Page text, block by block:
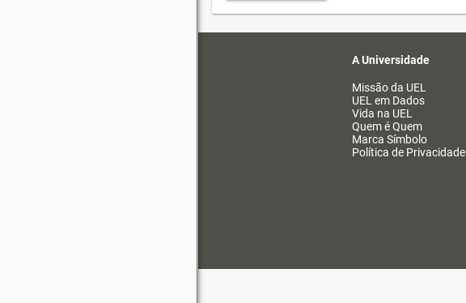
A Universidade
Missão da UEL
UEL em Dados
Vida na UEL
Quem é Quem
Marca Símbolo
Política de Privacidade